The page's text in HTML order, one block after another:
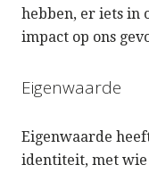
hebben, er iets in
impact op ons
Eigenwaarde
Eigenwaarde
identiteit, met